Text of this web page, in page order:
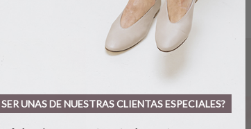
UNAS DE NUESTRAS CLIENTAS ESPECIALES?